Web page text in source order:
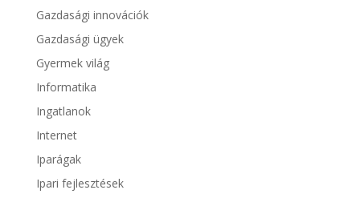
Gazdasági innovációk
Gazdasági ügyek
Gyermek világ
Informatika
Ingatlanok
Internet
Iparágak
Ipari fejlesztések